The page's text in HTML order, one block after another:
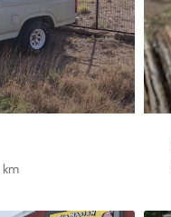
km